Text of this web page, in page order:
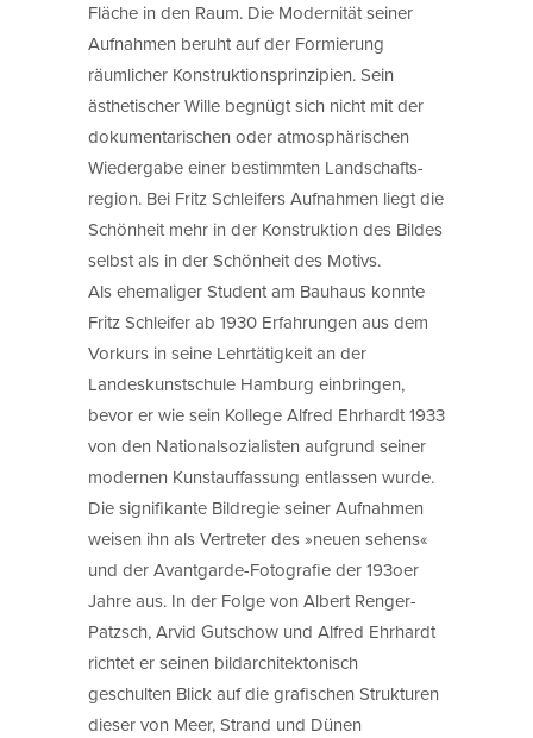
Fläche in den Raum. Die Modernität seiner
Aufnahmen beruht auf der Formierung
räumlicher Konstruktionsprinzipien. Sein
ästhetischer Wille begnügt sich nicht mit der
dokumentarischen oder atmosphärischen
Wiedergabe einer bestimmten Landschafts­
region. Bei Fritz Schleifers Aufnahmen liegt die
Schönheit mehr in der Konstruktion des Bildes
selbst als in der Schönheit des Motivs.
Als ehemaliger Student am Bauhaus konnte
Fritz Schleifer ab 1930 Erfahrungen aus dem
Vorkurs in seine Lehrtätigkeit an der
Landeskunstschule Hamburg einbringen,
bevor er wie sein Kollege Alfred Ehrhardt 1933
von den Nationalsozialisten aufgrund seiner
modernen Kunstauffassung entlassen wurde.
Die signifikante Bildregie seiner Aufnahmen
weisen ihn als Vertreter des »neuen sehens«
und der Avantgarde-Fotografie der 193oer
Jahre aus. In der Folge von Albert Renger-
Patzsch, Arvid Gutschow und Alfred Ehrhardt
richtet er seinen bildarchitektonisch
geschulten Blick auf die grafischen Strukturen
dieser von Meer, Strand und Dünen